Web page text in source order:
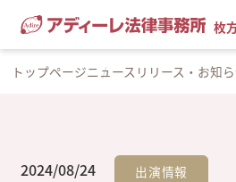
枚
トップページニュースリリース・お知
2024/08/24 出演情報